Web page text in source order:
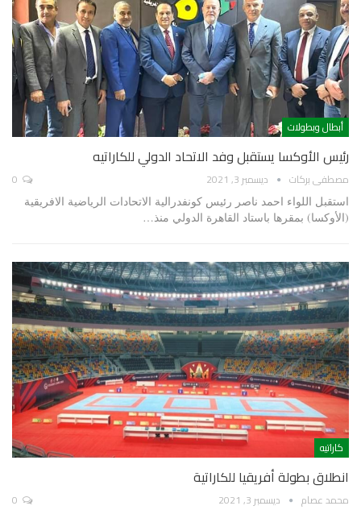
أبطال وبطولات
رئيس الأوكسا يستقبل وفد الاتحاد الدولي للكاراتيه
مصطفى بركات ديسمبر 3, 2021
استقبل اللواء احمد ناصر رئيس كونفدرالية الاتحادات الرياضية الافريقية
(الأوكسا) بمقرها باستاد القاهرة الدولي منذ…
كاراتيه
انطلاق بطولة أفريقيا للكاراتية
محمد عصام ديسمبر 3, 2021